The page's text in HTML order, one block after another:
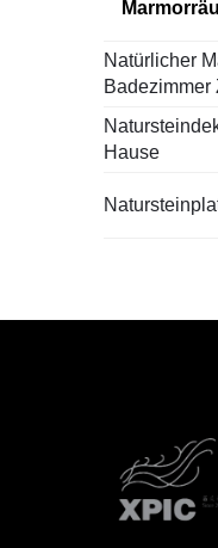
Natürlicher
Badezimmer
Hause